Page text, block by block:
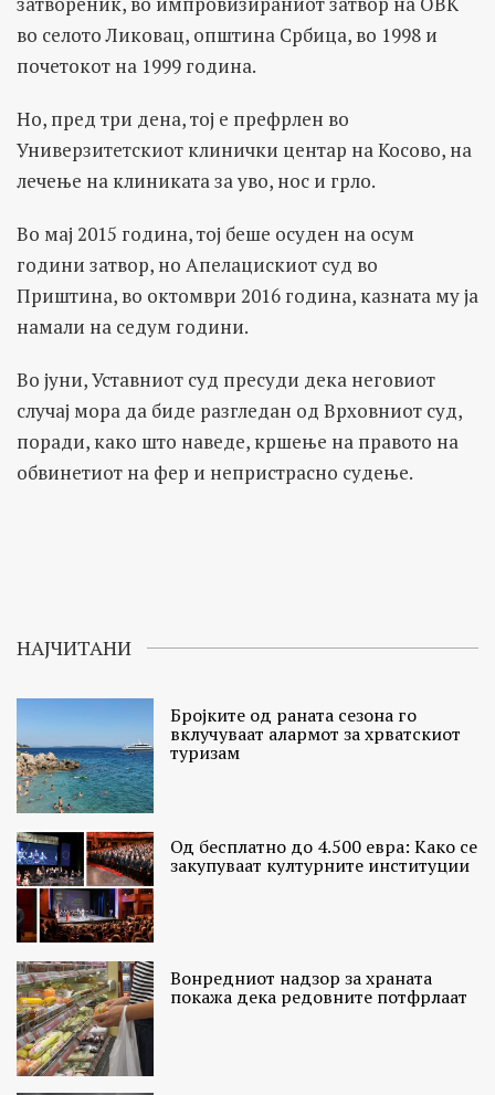
во селото Ликовац, општина Србица, во 1998 и
почетокот на 1999 година.
Но, пред три дена, тој е префрлен во
Универзитетскиот клинички центар на Косово, на
лечење на клиниката за уво, нос и грло.
Во мај 2015 година, тој беше осуден на осум
години затвор, но Апелацискиот суд во
Приштина, во октомври 2016 година, казната му ја
намали на седум години.
Во јуни, Уставниот суд пресуди дека неговиот
случај мора да биде разгледан од Врховниот суд,
поради, како што наведе, кршење на правото на
обвинетиот на фер и непристрасно судење.
НАЈЧИТАНИ
Бројките од раната сезона го
вклучуваат алармот за хрватскиот
туризам
Од бесплатно до 4.500 евра: Како се
закупуваат културните институции
Вонредниот надзор за храната
покажа дека редовните потфрлаат